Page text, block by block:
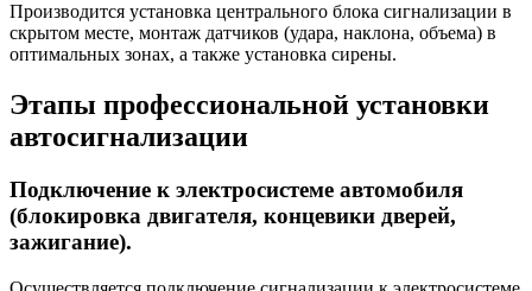
Производится установка центрального блока сигнализации в
скрытом месте, монтаж датчиков (удара, наклона, объема) в
оптимальных зонах, а также установка сирены.
Этапы профессиональной установки
автосигнализации
Подключение к электросистеме автомобиля
(блокировка двигателя, концевики дверей,
зажигание).